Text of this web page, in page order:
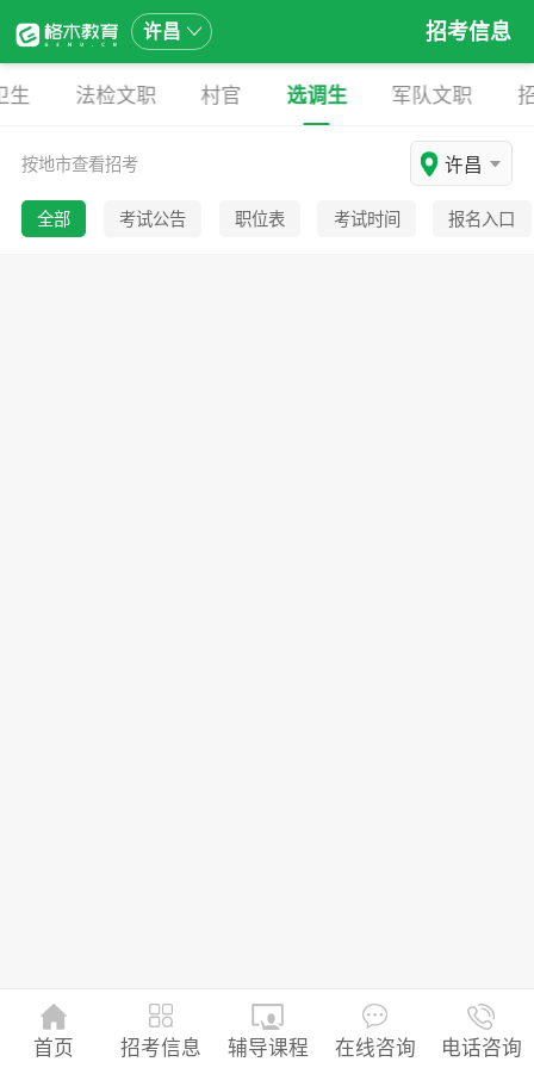
许昌 招考信息
首页 招考信息 辅导课程 在线咨询 电话咨询
生 法检文职 村官 选调生 军队文职
按地市查看招考 许昌
全部 考试公告 职位表 考试时间 报名入口